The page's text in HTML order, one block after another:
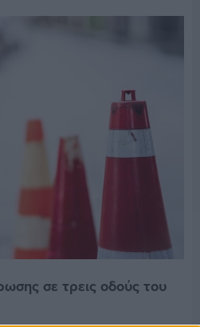
σε τρεις οδούς του